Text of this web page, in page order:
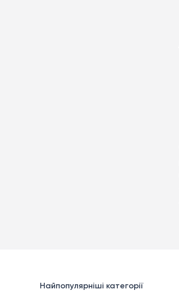
Найпопулярніші категорії